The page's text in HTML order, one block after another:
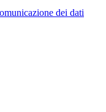
dei dati